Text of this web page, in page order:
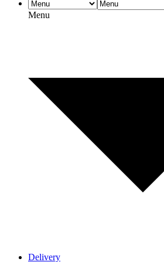
Menu
Delivery